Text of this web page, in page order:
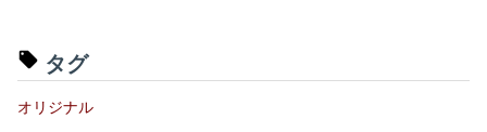
タグ
オリジナル